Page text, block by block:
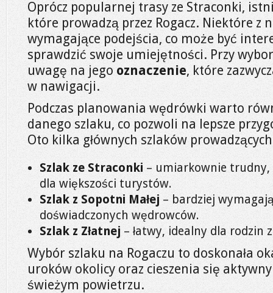
Oprócz popularnej trasy ze Straconki,
które prowadzą przez Rogacz. Niektóre z
wymagające podejścia, co może być
sprawdzić swoje umiejętności. Przy
uwagę na jego oznaczenie, które
w nawigacji.
Podczas planowania wędrówki warto
danego szlaku, co pozwoli na lepsze
Oto kilka głównych szlaków
Szlak ze Straconki – umiarkownie
dla większości turystów.
Szlak z Sopotni Małej – bardziej
doświadczonych wędrowców.
Szlak z Złatnej – łatwy, idealny dla rodzin
Wybór szlaku na Rogaczu to doskonała
uroków okolicy oraz cieszenia się
świeżym powietrzu.